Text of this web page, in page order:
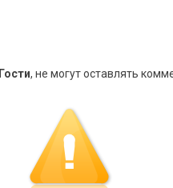
Гости, не могут оставлять